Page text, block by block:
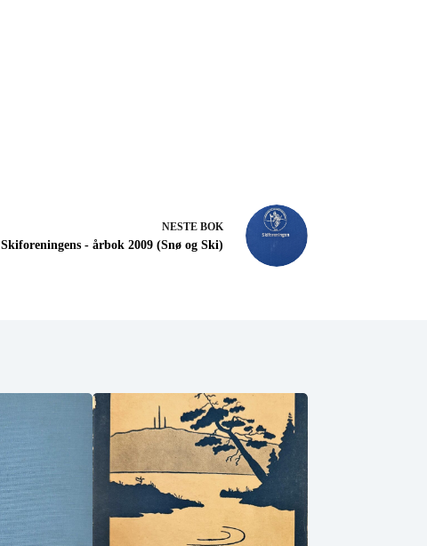
NESTE BOK
Skiforeningens - årbok 2009 (Snø og Ski)